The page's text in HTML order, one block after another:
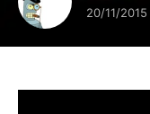
20/11/2015